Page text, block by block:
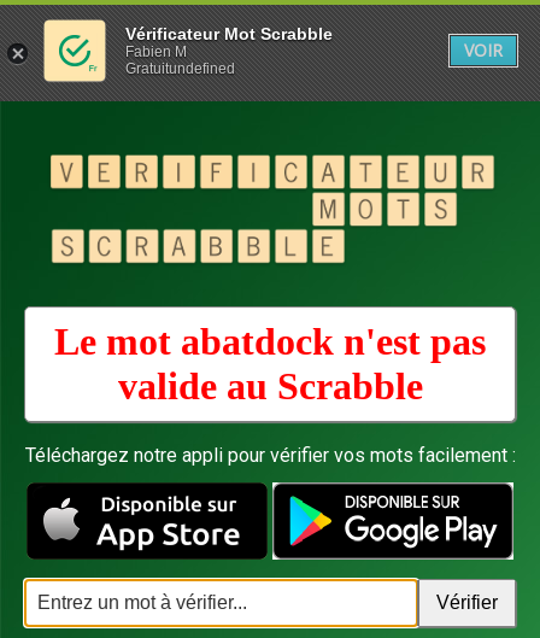
Le mot abatdock n'est pas
valide au Scrabble
Téléchargez notre appli pour vérifier vos mots facilement :
Vérificateur Mot Scrabble
Fabien M
Gratuitundefined
VOIR